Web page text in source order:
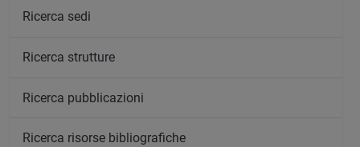
Ricerca sedi
Ricerca strutture
Ricerca pubblicazioni
Ricerca risorse bibliografiche